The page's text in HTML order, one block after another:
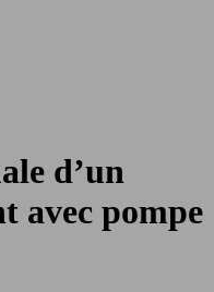
d’un
avec pompe